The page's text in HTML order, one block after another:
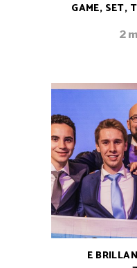
GAME, SET,
2
E